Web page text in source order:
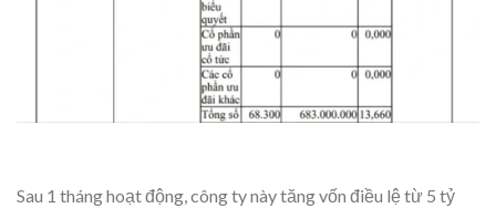
Sau 1 tháng hoạt động, công ty này tăng vốn điều lệ từ 5 tỷ